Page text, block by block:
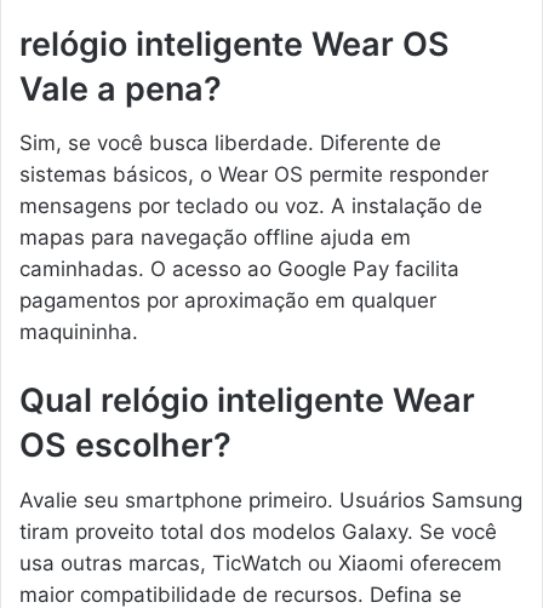
relógio inteligente Wear OS
Vale a pena?
Sim, se você busca liberdade. Diferente de
sistemas básicos, o Wear OS permite responder
mensagens por teclado ou voz. A instalação de
mapas para navegação offline ajuda em
caminhadas. O acesso ao Google Pay facilita
pagamentos por aproximação em qualquer
maquininha.
Qual relógio inteligente Wear
OS escolher?
Avalie seu smartphone primeiro. Usuários Samsung
tiram proveito total dos modelos Galaxy. Se você
usa outras marcas, TicWatch ou Xiaomi oferecem
maior compatibilidade de recursos. Defina se